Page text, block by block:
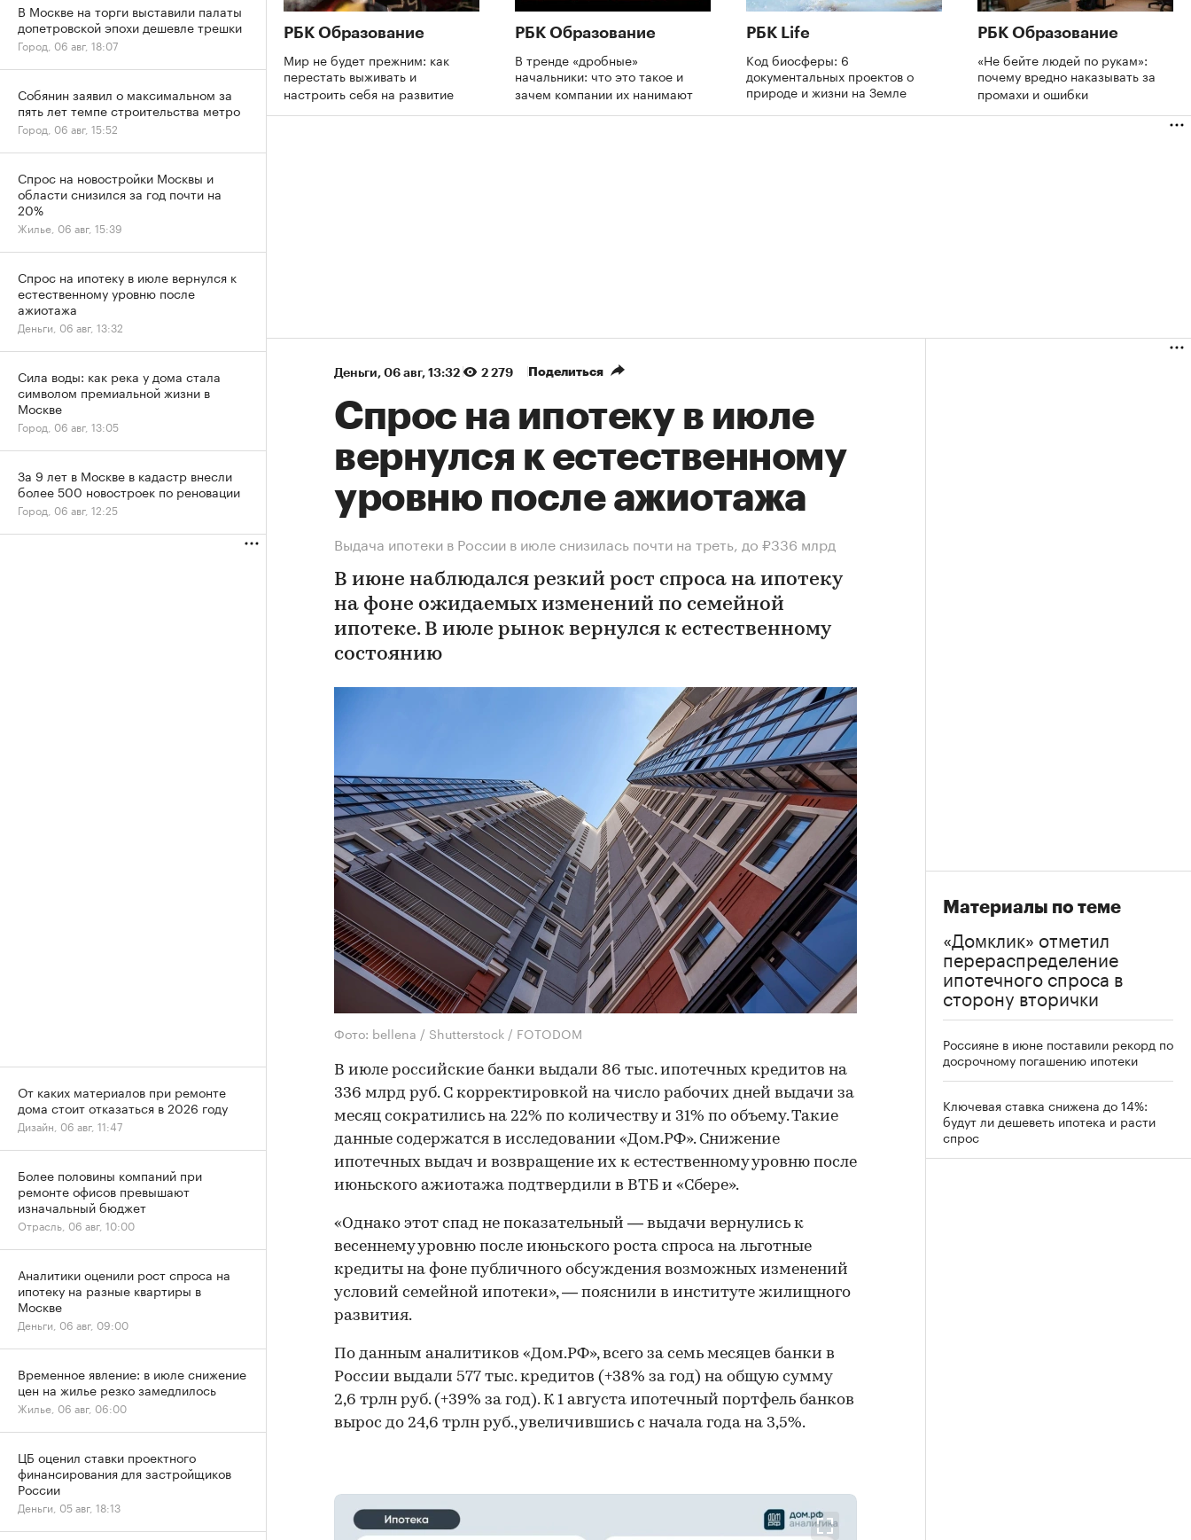
РБК Образование
Мир не будет прежним: как
перестать выживать и
настроить себя на развитие
РБК Образование
В тренде «дробные»
начальники: что это такое и
зачем компании их нанимают
РБК Life
Код биосферы: 6
документальных проектов о
природе и жизни на Земле
РБК Образование
«Не бейте людей по рукам»:
почему вредно наказывать за
промахи и ошибки
Деньги⁠, 06 авг, 13:32 2 279 Поделиться
Спрос на ипотеку в июле
вернулся к естественному
уровню после ажиотажа
Выдача ипотеки в России в июле снизилась почти на треть, до ₽336 млрд
В июне наблюдался резкий рост спроса на ипотеку
на фоне ожидаемых изменений по семейной
ипотеке. В июле рынок вернулся к естественному
состоянию
Фото: bellena / Shutterstock / FOTODOM
В июле российские банки выдали 86 тыс. ипотечных кредитов на
336 млрд руб. С корректировкой на число рабочих дней выдачи за
месяц сократились на 22% по количеству и 31% по объему. Такие
данные содержатся в исследовании «Дом.РФ». Снижение
ипотечных выдач и возвращение их к естественному уровню после
июньского ажиотажа подтвердили в ВТБ и «Сбере».
«Однако этот спад не показательный — выдачи вернулись к
весеннему уровню после июньского роста спроса на льготные
кредиты на фоне публичного обсуждения возможных изменений
условий семейной ипотеки», — пояснили в институте жилищного
развития.
По данным аналитиков «Дом.РФ», всего за семь месяцев банки в
России выдали 577 тыс. кредитов (+38% за год) на общую сумму
2,6 трлн руб. (+39% за год). К 1 августа ипотечный портфель банков
вырос до 24,6 трлн руб., увеличившись с начала года на 3,5%.
Материалы по теме
«Домклик» отметил
перераспределение
ипотечного спроса в
сторону вторички
Россияне в июне поставили рекорд по
досрочному погашению ипотеки
Ключевая ставка снижена до 14%:
будут ли дешеветь ипотека и расти
спрос
В Москве на торги выставили палаты
допетровской эпохи дешевле трешки
Город, 06 авг, 18:07
Собянин заявил о максимальном за
пять лет темпе строительства метро
Город, 06 авг, 15:52
Спрос на новостройки Москвы и
области снизился за год почти на
20%
Жилье, 06 авг, 15:39
Спрос на ипотеку в июле вернулся к
естественному уровню после
ажиотажа
Деньги, 06 авг, 13:32
Сила воды: как река у дома стала
символом премиальной жизни в
Москве
Город, 06 авг, 13:05
За 9 лет в Москве в кадастр внесли
более 500 новостроек по реновации
Город, 06 авг, 12:25
От каких материалов при ремонте
дома стоит отказаться в 2026 году
Дизайн, 06 авг, 11:47
Более половины компаний при
ремонте офисов превышают
изначальный бюджет
Отрасль, 06 авг, 10:00
Аналитики оценили рост спроса на
ипотеку на разные квартиры в
Москве
Деньги, 06 авг, 09:00
Временное явление: в июле снижение
цен на жилье резко замедлилось
Жилье, 06 авг, 06:00
ЦБ оценил ставки проектного
финансирования для застройщиков
России
Деньги, 05 авг, 18:13